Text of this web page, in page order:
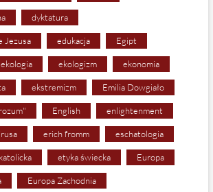
dyktatura
Jezusa edukacja Egipt
ekologia ekologizm ekonomia
ekstremizm Emilia Dowgiało
English enlightenment
erich fromm eschatologia
etyka świecka Europa
Europa Zachodnia